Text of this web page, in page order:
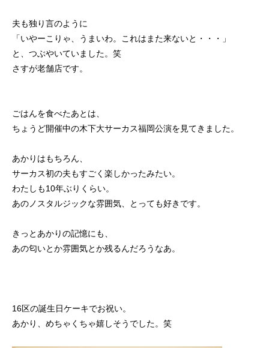
夫も独り言のように
「いやーこりゃ、うまいわ。これはまた来ないと・・・」
と、つぶやいていました。笑
さすが老舗店です。
ごはんを食べたあとは、
ちょうど開催中の木下大サーカス福岡公演を見てきました。
あかりはもちろん、
サーカス初の夫もすごく楽しかったみたい。
わたしも10年ぶりくらい。
あのノスタルジックな雰囲気、とっても好きです。
きっとあかりの記憶にも、
あの匂いとか雰囲気とか残るんだろうなあ。
16区の誕生日ケーキでお祝い。
あかり、めちゃくちゃ嬉しそうでした。笑